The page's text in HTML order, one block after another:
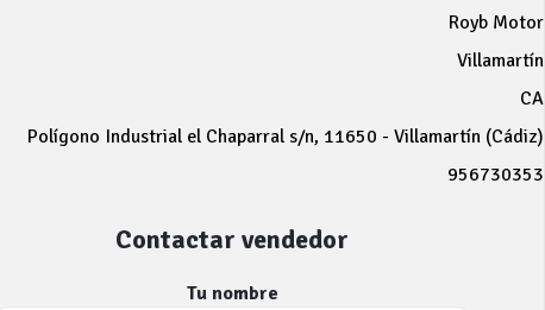
Royb Motor
Villamartín
CA
Polígono Industrial el Chaparral s/n, 11650 - Villamartín (Cádiz)
956730353
Contactar vendedor
Tu nombre